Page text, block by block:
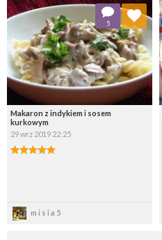
Makaron z indykiem i sosem
kurkowym
29 wrz 2019 22:25
misia5
5
Dodaj do ulubionych
Wybierz listę: